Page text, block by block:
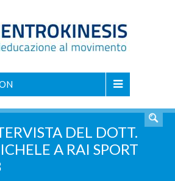
DEL DOTT.
A RAI SPORT